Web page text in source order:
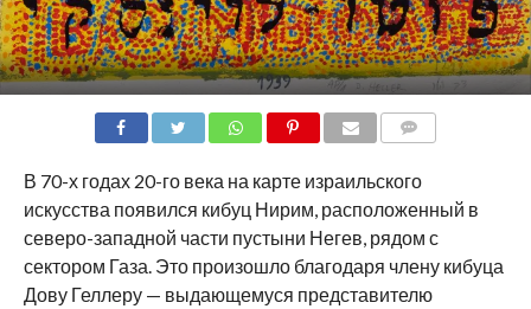
В 70-х годах 20-го века на карте израильского
искусства появился кибуц Нирим, расположенный в
северо-западной части пустыни Негев, рядом с
сектором Газа. Это произошло благодаря члену кибуца
Дову Геллеру — выдающемуся представителю